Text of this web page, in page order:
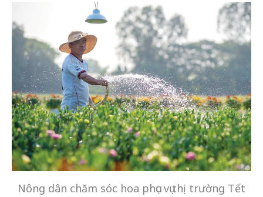
Nông dân chăm sóc hoa phục vụ thị trường Tết